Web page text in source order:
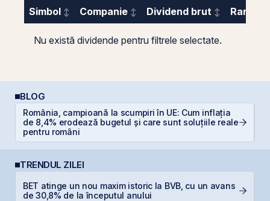
Simbol Companie Dividend brut
Nu există dividende pentru filtrele selectate.
BLOG
România, campioană la scumpiri în UE: Cum inflația
de 8,4% erodează bugetul și care sunt soluțiile reale
pentru români
TRENDUL ZILEI
BET atinge un nou maxim istoric la BVB, cu un avans
de 30,8% de la începutul anului